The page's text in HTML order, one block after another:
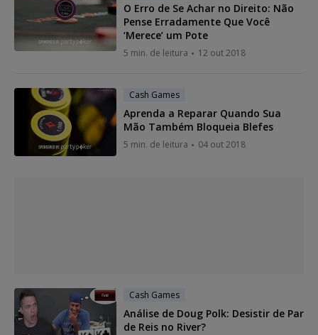
O Erro de Se Achar no Direito: Não
Pense Erradamente Que Você
‘Merece’ um Pote
5 min. de leitura 12 out 2018
Cash Games
Aprenda a Reparar Quando Sua
Mão Também Bloqueia Blefes
5 min. de leitura 04 out 2018
Cash Games
Análise de Doug Polk: Desistir de Par
de Reis no River?